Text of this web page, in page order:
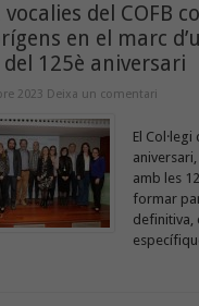
vocalies del COFB
en el marc
125è aniversari
2023 Deixa un comentari
El
amb les
formar
definitiva,